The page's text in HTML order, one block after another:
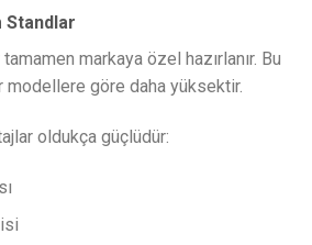
Standlar
markaya özel hazırlanır. Bu
modellere göre daha yüksektir.
oldukça güçlüdür: